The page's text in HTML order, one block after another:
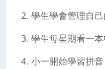
2. 學生學會管理自己
3. 學生每星期看一本
4. 小一開始學習拼